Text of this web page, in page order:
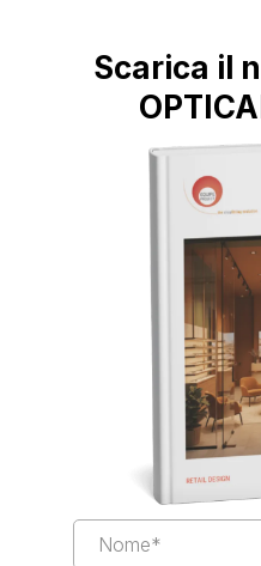
Scarica il